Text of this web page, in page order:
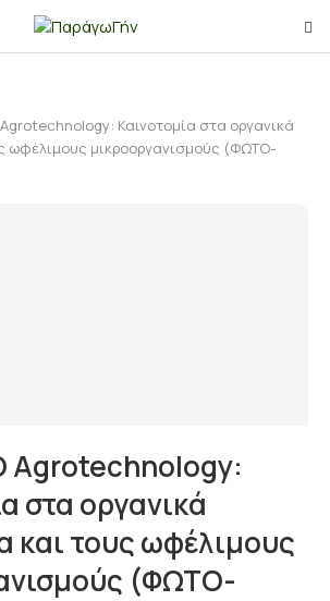
Agrotechnology: Καινοτομία στα οργανικά
ωφέλιμους μικροοργανισμούς (ΦΩΤΟ-
Agrotechnology:
στα οργανικά
και τους ωφέλιμους
(ΦΩΤΟ-